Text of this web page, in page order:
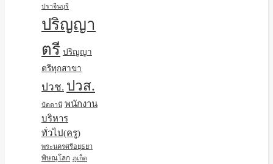
ปราจีนบุรี
ปริญญา
ตรี ปริญญา
ตรีทุกสาขา
ปวช. ปวส.
ปัตตานี พนักงาน
บริหาร
ทั่วไป(ครู)
พระนครศรีอยุธยา
พิษณุโลก ภูเก็ต